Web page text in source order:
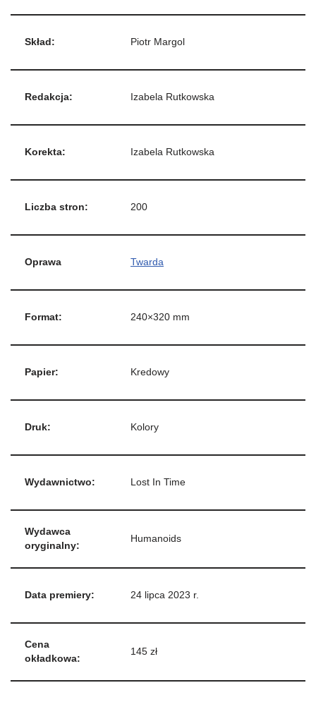
Skład: Piotr Margol
Redakcja: Izabela Rutkowska
Korekta: Izabela Rutkowska
Liczba stron: 200
Oprawa Twarda
Format: 240×320 mm
Papier: Kredowy
Druk: Kolory
Wydawnictwo: Lost In Time
Wydawca
oryginalny:
Humanoids
Data premiery: 24 lipca 2023 r.
Cena
okładkowa:
145 zł